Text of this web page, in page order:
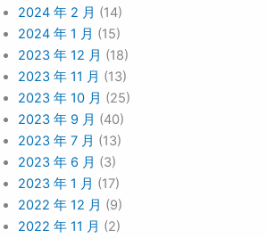
2024 年 2 月 (14)
2024 年 1 月 (15)
2023 年 12 月 (18)
2023 年 11 月 (13)
2023 年 10 月 (25)
2023 年 9 月 (40)
2023 年 7 月 (13)
2023 年 6 月 (3)
2023 年 1 月 (17)
2022 年 12 月 (9)
2022 年 11 月 (2)